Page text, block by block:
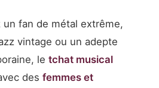
un fan de métal extrême,
vintage ou un adepte
le tchat musical
des femmes et